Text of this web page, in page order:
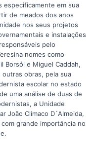
especificamente em sua
de meados dos anos
nos seus projetos
e instalações
pelo
nomes como
Borsói e Miguel Caddah,
obras, pela sua
escolar no estado
uma análise de duas de
a Unidade
João Clímaco D´Almeida,
grande importância no